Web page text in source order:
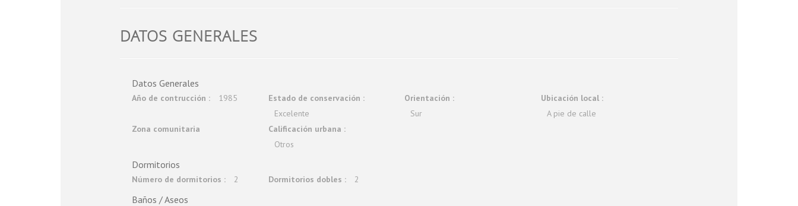
DATOS GENERALES
Datos Generales
Año de contrucción : 1985
Estado de conservación :
Excelente
Orientación :
Sur
Ubicación local :
A pie de calle
Zona comunitaria
Calificación urbana :
Otros
Dormitorios
Número de dormitorios : 2 Dormitorios dobles : 2
Baños / Aseos